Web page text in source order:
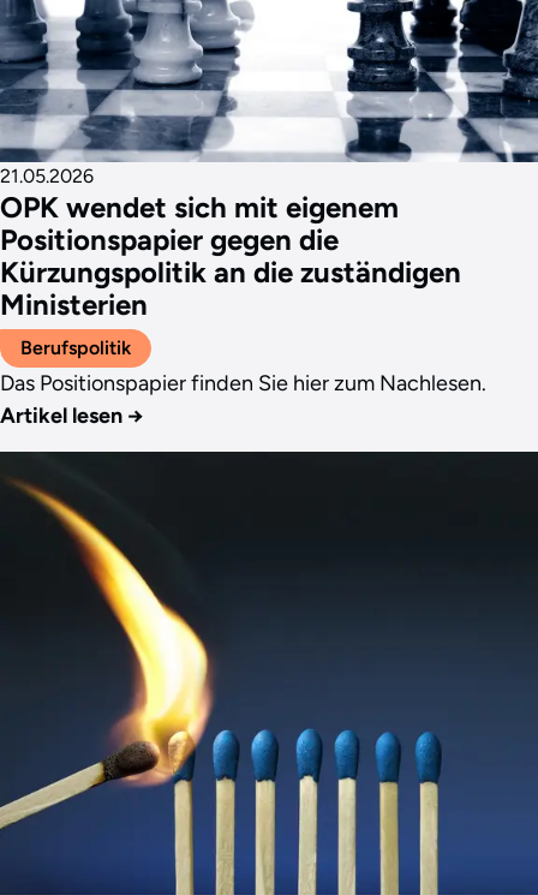
OPK wendet sich mit eigenem
Positionspapier gegen die
Kürzungspolitik an die zuständigen
Ministerien
21.05.2026
Berufspolitik
Das Positionspapier finden Sie hier zum Nachlesen.
Artikel lesen →